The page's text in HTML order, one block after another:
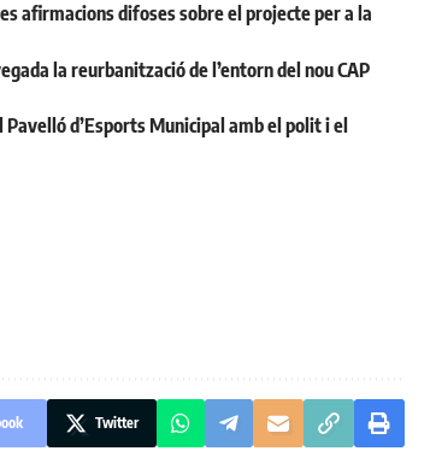
afirmacions difoses sobre el projecte per a la
la reurbanització de l’entorn del nou CAP
d’Esports Municipal amb el polit i el
Twitter